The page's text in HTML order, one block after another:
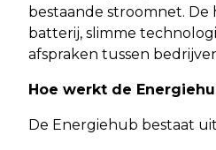
bestaande stroomnet.
batterij, slimme
afspraken tussen
Hoe werkt de
De Energiehub bestaat